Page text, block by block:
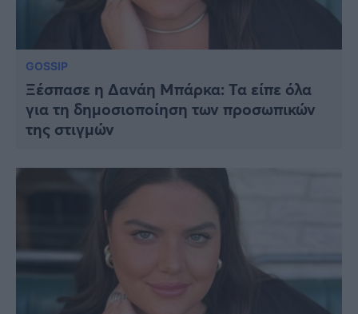
GOSSIP
Ξέσπασε η Δανάη Μπάρκα: Τα είπε όλα
για τη δημοσιοποίηση των προσωπικών
της στιγμών